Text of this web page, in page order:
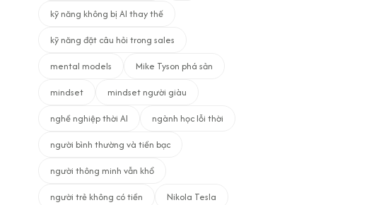
kỹ năng không bị AI thay thế
kỹ năng đặt câu hỏi trong sales
mental models
Mike Tyson phá sản
mindset
mindset người giàu
nghề nghiệp thời AI
ngành học lỗi thời
người bình thường và tiền bạc
người thông minh vẫn khổ
người trẻ không có tiền
Nikola Tesla